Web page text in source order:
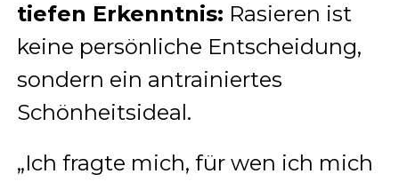
tiefen Erkenntnis: Rasieren ist
keine persönliche Entscheidung,
sondern ein antrainiertes
Schönheitsideal.
„Ich fragte mich, für wen ich mich